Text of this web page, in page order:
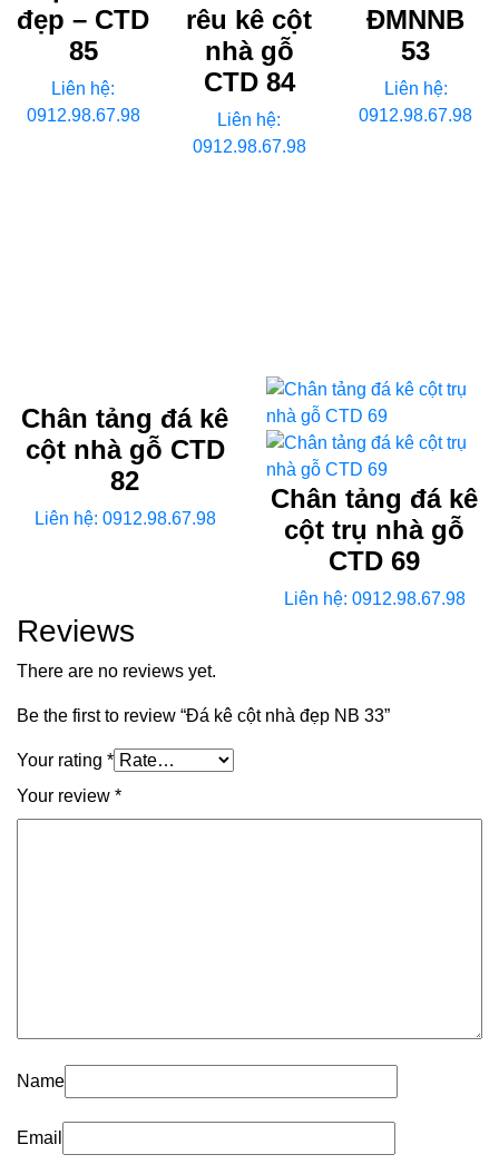
đẹp – CTD
85
Liên hệ:
0912.98.67.98
rêu kê cột
nhà gỗ
CTD 84
Liên hệ:
0912.98.67.98
ĐMNNB
53
Liên hệ:
0912.98.67.98
Chân tảng đá kê
cột nhà gỗ CTD
82
Liên hệ: 0912.98.67.98
Chân tảng đá kê
cột trụ nhà gỗ
CTD 69
Liên hệ: 0912.98.67.98
Reviews
There are no reviews yet.
Be the first to review “Đá kê cột nhà đẹp NB 33”
Your rating *
Your review *
Name
Email